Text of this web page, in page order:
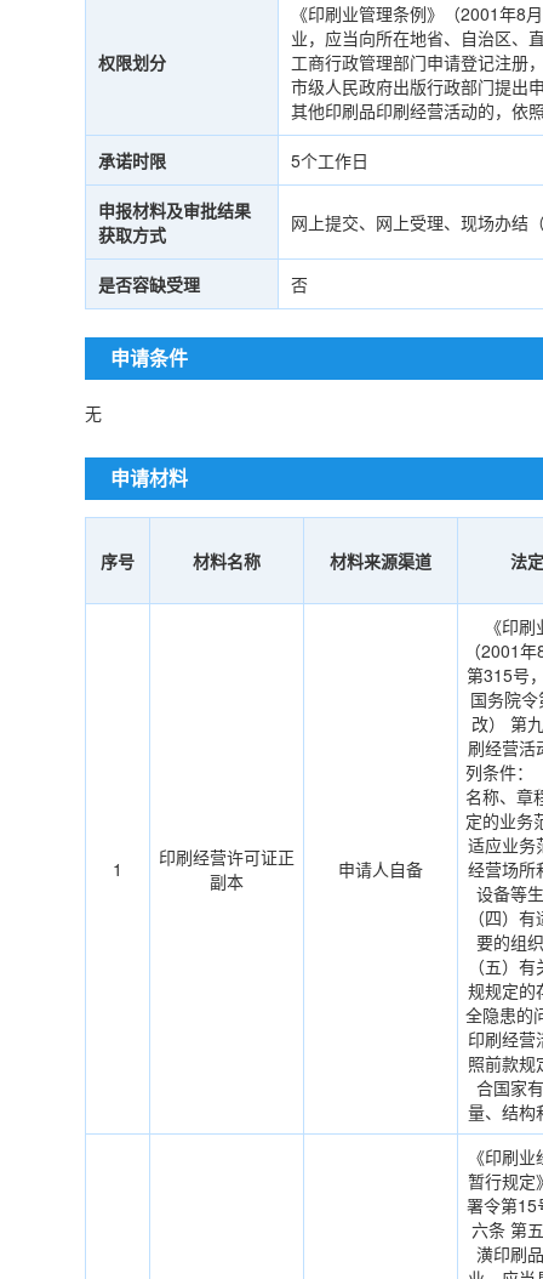
权限划分
《印刷业管理条例》（2001年8
业，应当向所在地省、自治区、
工商行政管理部门申请登记注册
市级人民政府出版行政部门提出
其他印刷品印刷经营活动的，依
承诺时限 5个工作日
申报材料及审批结果
获取方式
网上提交、网上受理、现场办结
是否容缺受理 否
申请条件
无
申请材料
序号 材料名称 材料来源渠道 法
1
印刷经营许可证正
副本
申请人自备
《印
（2001
第315号
国务院
改） 第
刷经营活
列条件：
名称、章
定的业务
适应业务
经营场所
设备等
（四）
要的组
（五）
规规定的
全隐患的
印刷经营
照前款规
合国家
量、结构
《印刷
暂行规定
署令第15
六条 第
潢印刷